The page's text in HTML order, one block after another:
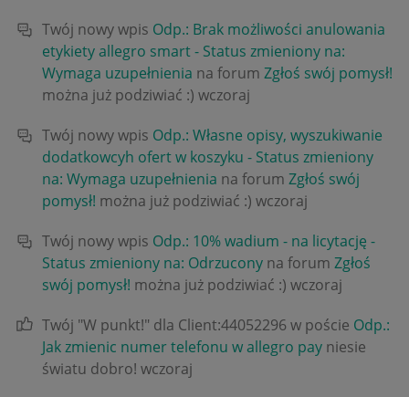
Twój nowy wpis Odp.: Brak możliwości anulowania
etykiety allegro smart - Status zmieniony na:
Wymaga uzupełnienia na forum Zgłoś swój pomysł!
można już podziwiać :) wczoraj
Twój nowy wpis Odp.: Własne opisy, wyszukiwanie
dodatkowcyh ofert w koszyku - Status zmieniony
na: Wymaga uzupełnienia na forum Zgłoś swój
pomysł! można już podziwiać :) wczoraj
Twój nowy wpis Odp.: 10% wadium - na licytację -
Status zmieniony na: Odrzucony na forum Zgłoś
swój pomysł! można już podziwiać :) wczoraj
Twój "W punkt!" dla Client:44052296 w poście Odp.:
Jak zmienic numer telefonu w allegro pay niesie
światu dobro! wczoraj